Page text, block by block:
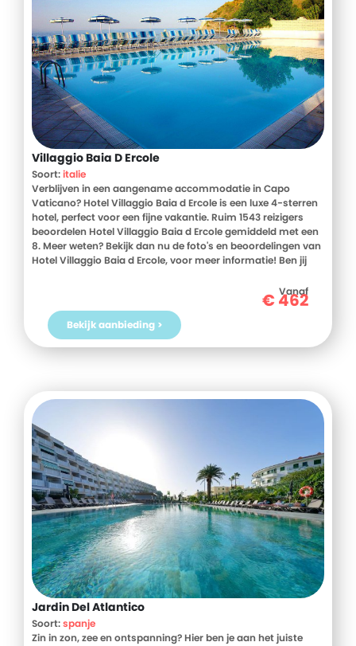
Villaggio Baia D Ercole
Soort:italie
Verblijven in een aangename accommodatie in Capo
Vaticano? Hotel Villaggio Baia d Ercole is een luxe 4-sterren
hotel, perfect voor een fijne vakantie. Ruim 1543 reizigers
beoordelen Hotel Villaggio Baia d Ercole gemiddeld met een
8. Meer weten? Bekijk dan nu de foto's en beoordelingen van
Hotel Villaggio Baia d Ercole, voor meer informatie! Ben jij
Vanaf
€462
Bekijk aanbieding >
Jardin Del Atlantico
Soort:spanje
Zin in zon, zee en ontspanning? Hier ben je aan het juiste